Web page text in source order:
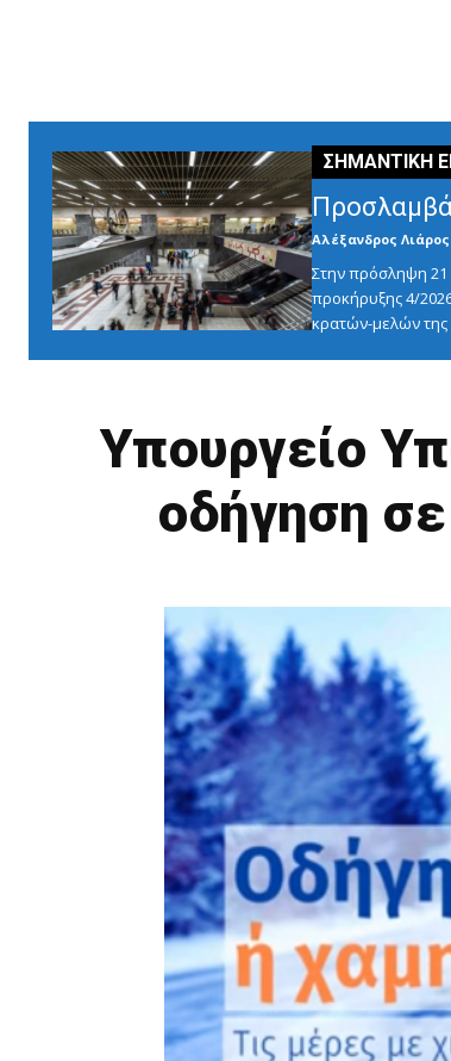
Αλέξανδρος Λιάρος
Στην πρόσληψη 21
προκήρυξης 4/
κρατών-μελών
Υπουργείο
οδήγηση